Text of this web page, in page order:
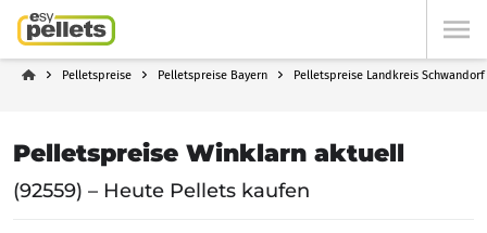
Pelletspreise Pelletspreise Bayern Pelletspreise Landkreis Schwandorf
Pelletspreise Winklarn aktuell
(92559) – Heute Pellets kaufen